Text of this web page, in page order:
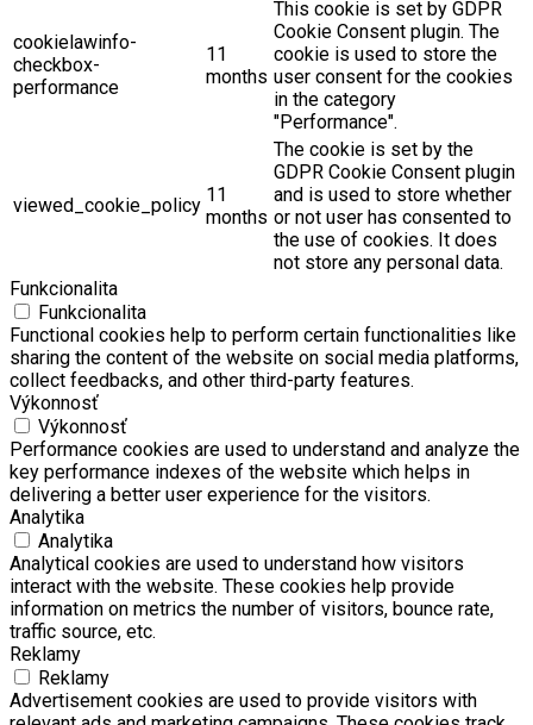
cookielawinfo-
checkbox-
performance
11
months
This cookie is set by GDPR
Cookie Consent plugin. The
cookie is used to store the
user consent for the cookies
in the category
"Performance".
viewed_cookie_policy 11
months
The cookie is set by the
GDPR Cookie Consent plugin
and is used to store whether
or not user has consented to
the use of cookies. It does
not store any personal data.
Funkcionalita
Funkcionalita
Functional cookies help to perform certain functionalities like
sharing the content of the website on social media platforms,
collect feedbacks, and other third-party features.
Výkonnosť
Výkonnosť
Performance cookies are used to understand and analyze the
key performance indexes of the website which helps in
delivering a better user experience for the visitors.
Analytika
Analytika
Analytical cookies are used to understand how visitors
interact with the website. These cookies help provide
information on metrics the number of visitors, bounce rate,
traffic source, etc.
Reklamy
Reklamy
Advertisement cookies are used to provide visitors with